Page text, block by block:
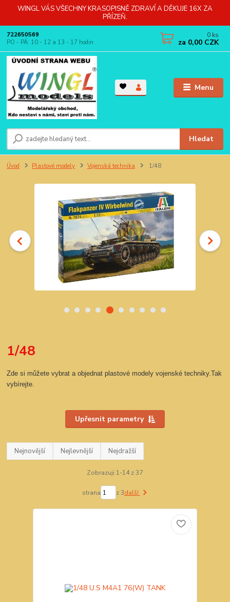
WINGL VÁS VŠECHNY KRASOPISNĚ ZDRAVÍ A DĚKUJE 16X ZA
PŘÍZEŇ.
Menu
Hledat
722650569
PO - PÁ: 10 - 12 a 13 - 17 hodin
0 ks
za 0,00 CZK
Úvod Plastové modely Vojenská technika 1/48
1/48
Zde si můžete vybrat a objednat plastové modely vojenské techniky.Tak
vybírejte.
Upřesnit parametry
Nejnovější Nejlevnější Nejdražší
Zobrazuji 1-14 z 37
strana z 3další